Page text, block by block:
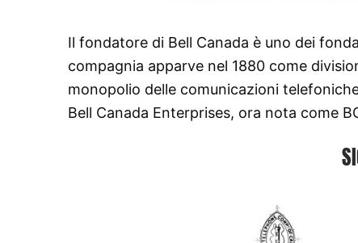
Il fondatore di Bell Canada è uno dei
compagnia apparve nel 1880 come
monopolio delle comunicazioni
Bell Canada Enterprises, ora nota come